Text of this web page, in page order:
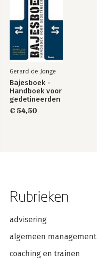
Gerard de Jonge
Bajesboek -
Handboek voor
gedetineerden
€ 54,50
Rubrieken
advisering
algemeen management
coaching en trainen